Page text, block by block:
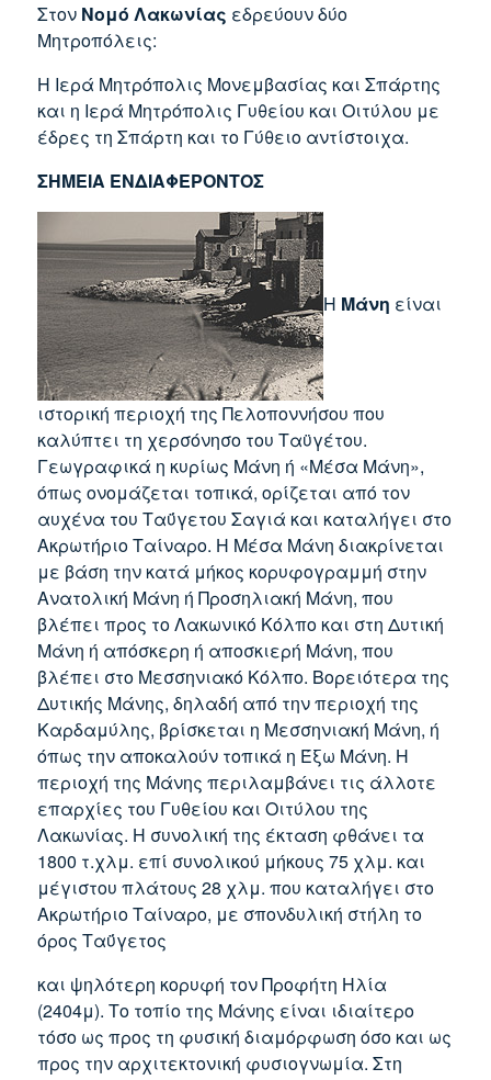
Στον Νομό Λακωνίας εδρεύουν δύο
Μητροπόλεις:
Η Ιερά Μητρόπολις Μονεμβασίας και Σπάρτης
και η Ιερά Μητρόπολις Γυθείου και Οιτύλου με
έδρες τη Σπάρτη και το Γύθειο αντίστοιχα.
ΣΗΜΕΙΑ ΕΝΔΙΑΦΕΡΟΝΤΟΣ
Η Μάνη είναι
ιστορική περιοχή της Πελοποννήσου που
καλύπτει τη χερσόνησο του Ταϋγέτου.
Γεωγραφικά η κυρίως Μάνη ή «Μέσα Μάνη»,
όπως ονομάζεται τοπικά, ορίζεται από τον
αυχένα του Ταΰγετου Σαγιά και καταλήγει στο
Ακρωτήριο Ταίναρο. Η Μέσα Μάνη διακρίνεται
με βάση την κατά μήκος κορυφογραμμή στην
Ανατολική Μάνη ή Προσηλιακή Μάνη, που
βλέπει προς το Λακωνικό Κόλπο και στη Δυτική
Μάνη ή απόσκερη ή αποσκιερή Μάνη, που
βλέπει στο Μεσσηνιακό Κόλπο. Βορειότερα της
Δυτικής Μάνης, δηλαδή από την περιοχή της
Καρδαμύλης, βρίσκεται η Μεσσηνιακή Μάνη, ή
όπως την αποκαλούν τοπικά η Έξω Μάνη. Η
περιοχή της Μάνης περιλαμβάνει τις άλλοτε
επαρχίες του Γυθείου και Οιτύλου της
Λακωνίας. Η συνολική της έκταση φθάνει τα
1800 τ.χλμ. επί συνολικού μήκους 75 χλμ. και
μέγιστου πλάτους 28 χλμ. που καταλήγει στο
Ακρωτήριο Ταίναρο, με σπονδυλική στήλη το
όρος Ταΰγετος
και ψηλότερη κορυφή τον Προφήτη Ηλία
(2404μ). Το τοπίο της Μάνης είναι ιδιαίτερο
τόσο ως προς τη φυσική διαμόρφωση όσο και ως
προς την αρχιτεκτονική φυσιογνωμία. Στη